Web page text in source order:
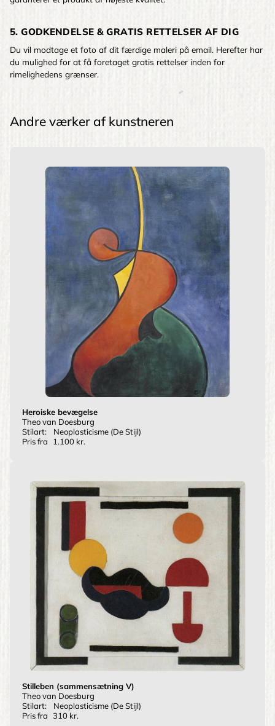
5. GODKENDELSE & GRATIS RETTELSER AF DIG
Du vil modtage et foto af dit færdige maleri på email. Herefter har
du mulighed for at få foretaget gratis rettelser inden for
rimelighedens grænser.
Andre værker af kunstneren
Heroiske bevægelse
Theo van Doesburg
Stilart:
Neoplasticisme (De Stijl)
Pris fra
1.100 kr.
Stilleben (sammensætning V)
Theo van Doesburg
Stilart:
Neoplasticisme (De Stijl)
Pris fra 310 kr.